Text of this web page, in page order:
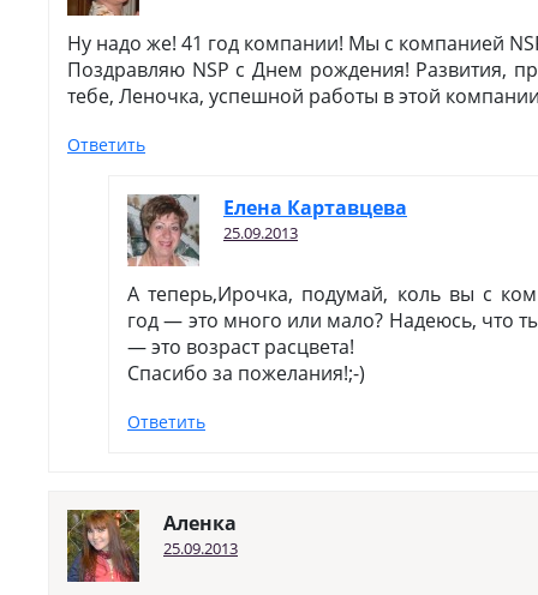
Ну надо же! 41 год компании! Мы с компанией
Поздравляю NSP с Днем рождения! Развития,
тебе, Леночка, успешной работы в этой
Ответить
Елена Картавцева
25.09.2013
А теперь,Ирочка, подумай, коль вы с
год — это много или мало? Надеюсь, что
— это возраст расцвета!
Спасибо за пожелания!;-)
Ответить
Аленка
25.09.2013